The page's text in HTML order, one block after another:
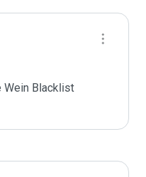
Wein Blacklist